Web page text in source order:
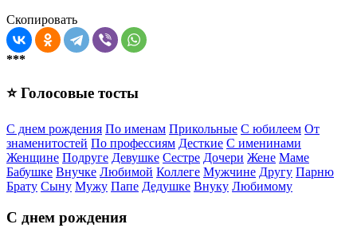
Скопировать
***
⭐ Голосовые тосты
С днем рождения По именам Прикольные С юбилеем От
знаменитостей По профессиям Десткие С именинами
Женщине Подруге Девушке Сестре Дочери Жене Маме
Бабушке Внучке Любимой Коллеге Мужчине Другу Парню
Брату Сыну Мужу Папе Дедушке Внуку Любимому
С днем рождения